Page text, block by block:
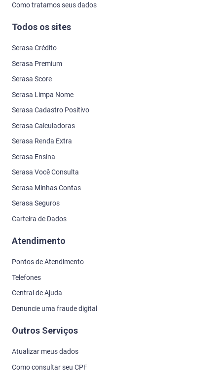
Como tratamos seus dados
Todos os sites
Serasa Crédito
Serasa Premium
Serasa Score
Serasa Limpa Nome
Serasa Cadastro Positivo
Serasa Calculadoras
Serasa Renda Extra
Serasa Ensina
Serasa Você Consulta
Serasa Minhas Contas
Serasa Seguros
Carteira de Dados
Atendimento
Pontos de Atendimento
Telefones
Central de Ajuda
Denuncie uma fraude digital
Outros Serviços
Atualizar meus dados
Como consultar seu CPF